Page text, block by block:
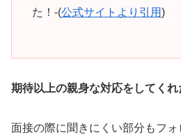
た！-(公式サイトより引用)
期待以上の親身な対応をしてくれ
面接の際に聞きにくい部分もフ